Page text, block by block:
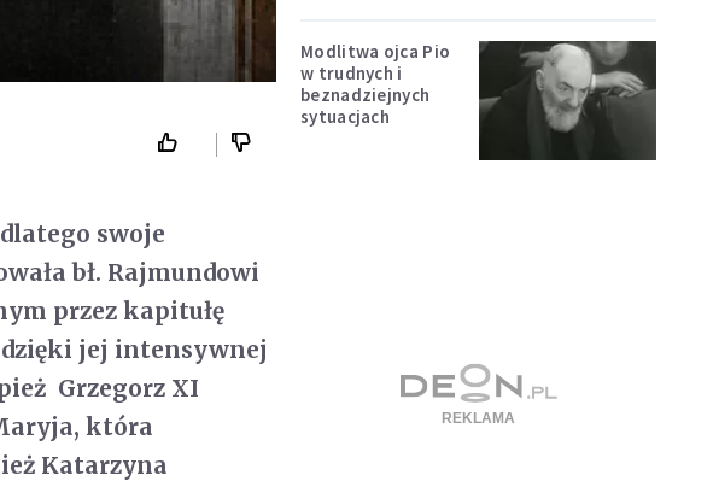
swoje
bł. Rajmundowi
przez kapitułę
jej intensywnej
Grzegorz XI
która
Katarzyna
Modlitwa ojca Pio
w trudnych i
beznadziejnych
sytuacjach